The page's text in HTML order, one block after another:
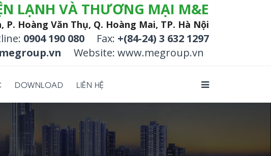
LẠNH VÀ THƯƠNG MẠI M&E
P. Hoàng Văn Thụ, Q. Hoàng Mai, TP. Hà Nội
0904 190 080 Fax: +(84-24) 3 632 1297
Website: www.megroup.vn
DOWNLOAD LIÊN HỆ